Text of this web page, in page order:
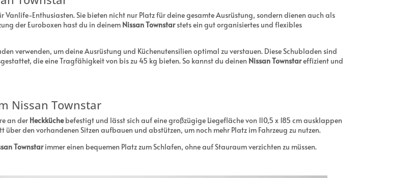
Enthusiasten. Sie bieten nicht nur Platz für deine gesamte Ausrüstung, sondern dienen auch als
der Euroboxen hast du in deinem Nissan Townstarstets ein gut organisiertes und flexibles
verwenden, um deine Ausrüstung und Küchenutensilien optimal zu verstauen. Diese Schubladen sind
die eine Tragfähigkeit von bis zu 45 kg bieten. So kannst du deinen Nissan Townstareffizient und
Nissan Townstar
an der Heckküchebefestigt und lässt sich auf eine großzügige Liegefläche von 110,5 x 185 cm ausklappen
den vorhandenen Sitzen aufbauen und abstützen, um noch mehr Platz im Fahrzeug zu nutzen.
Townstarimmer einen bequemen Platz zum Schlafen, ohne auf Stauraum verzichten zu müssen.